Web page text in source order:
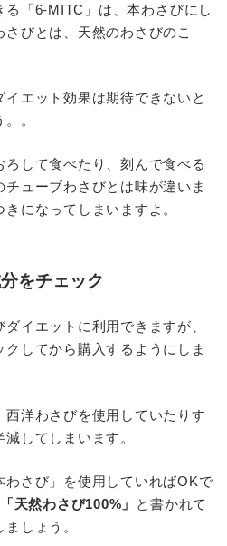
る「6-MITC」は、本わさびにし
びとは、天然のわさびのこ
エット効果は期待できないと
。
して食べたり、刻んで食べる
ューブわさびとは味が違いま
になってしまいますよ。
をチェック
イエットに利用できますが、
してから購入するようにしま
洋わさびを使用していたりす
してしまいます。
わさび」を使用していればOKで
天然わさび100%」
と書かれて
しょう。